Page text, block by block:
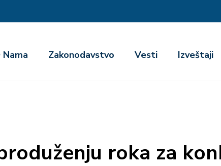
Zakonodavstvo Vesti Izveštaji
roka za